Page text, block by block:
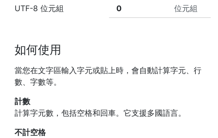
UTF-8 位元組 位元組
如何使用
當您在文字區輸入字元或貼上時，會自動計算字元、行
數、字數等。
計數
計算字元數，包括空格和回車。它支援多國語言。
不計空格